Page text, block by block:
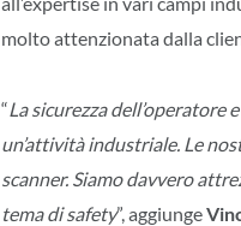
molto attenzionata dalla
“La sicurezza
un’attività industriale. Le
scanner. Siamo davvero
tema di safety”, aggiunge